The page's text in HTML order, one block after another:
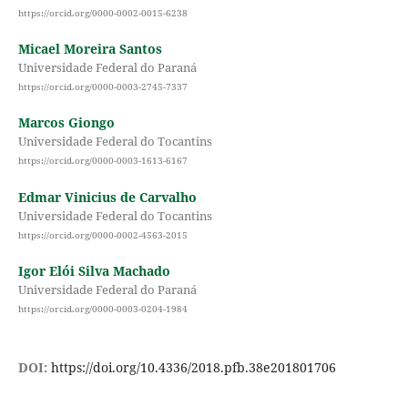
https://orcid.org/0000-0002-0015-6238
Micael Moreira Santos
Universidade Federal do Paraná
https://orcid.org/0000-0003-2745-7337
Marcos Giongo
Universidade Federal do Tocantins
https://orcid.org/0000-0003-1613-6167
Edmar Vinicius de Carvalho
Universidade Federal do Tocantins
https://orcid.org/0000-0002-4563-2015
Igor Elói Silva Machado
Universidade Federal do Paraná
https://orcid.org/0000-0003-0204-1984
DOI: https://doi.org/10.4336/2018.pfb.38e201801706